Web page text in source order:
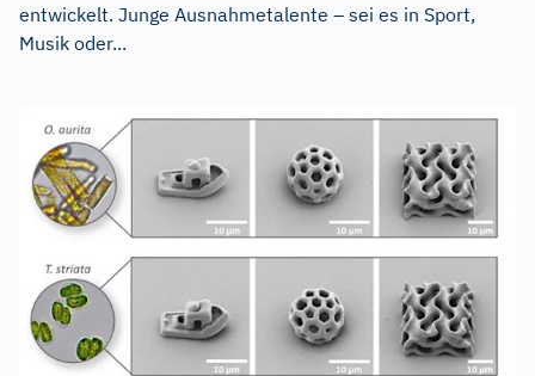
entwickelt. Junge Ausnahmetalente – sei es in Sport,
Musik oder...